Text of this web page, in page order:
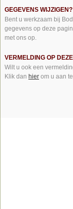
GEGEVENS WIJZIGEN?
Bent u werkzaam bij
gegevens op deze
met ons op.
VERMELDING OP
Wilt u ook een
Klik dan hier om u aan